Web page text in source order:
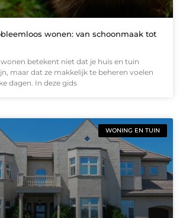
wonen: van schoonmaak tot
betekent niet dat je huis en tuin
maar dat ze makkelijk te beheren voelen
dagen. In deze gids
WONING EN TUIN